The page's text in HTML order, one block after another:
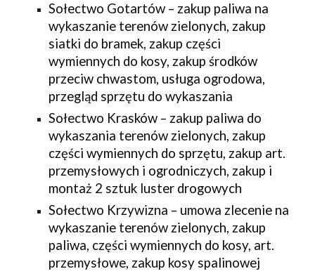
Sołectwo Gotartów – zakup paliwa na
wykaszanie terenów zielonych, zakup
siatki do bramek, zakup części
wymiennych do kosy, zakup środków
przeciw chwastom, usługa ogrodowa,
przegląd sprzętu do wykaszania
Sołectwo Krasków – zakup paliwa do
wykaszania terenów zielonych, zakup
części wymiennych do sprzętu, zakup art.
przemysłowych i ogrodniczych, zakup i
montaż 2 sztuk luster drogowych
Sołectwo Krzywizna – umowa zlecenie na
wykaszanie terenów zielonych, zakup
paliwa, części wymiennych do kosy, art.
przemysłowe, zakup kosy spalinowej